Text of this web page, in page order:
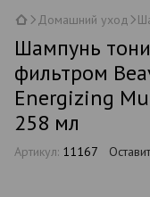
Домашний уход
Шампунь
фильтром
Energizing
258 мл
Артикул: 11167